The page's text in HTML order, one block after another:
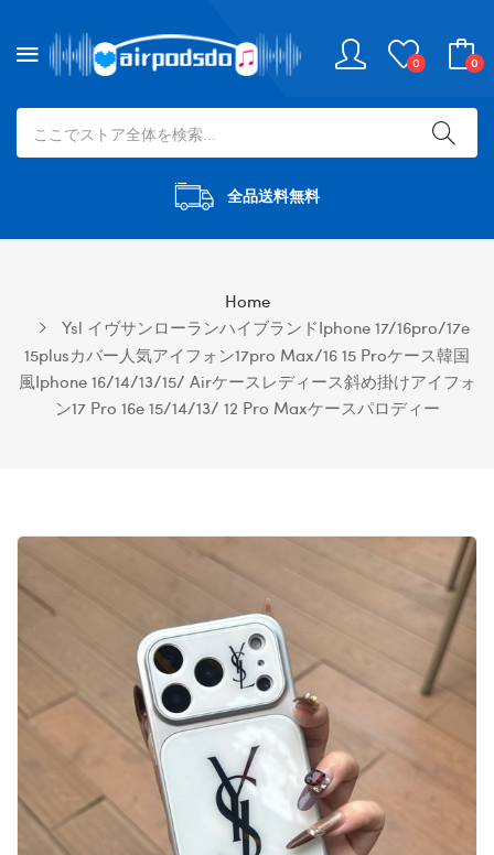
0 0
全品送料無料
Home
Ysl イヴサンローランハイブランドiphone 17/16pro/17e
15plusカバー人気アイフォン17pro Max/16 15 Proケース韓国
風iphone 16/14/13/15/ Airケースレディース斜め掛けアイフォ
ン17 Pro 16e 15/14/13/ 12 Pro Maxケースパロディー